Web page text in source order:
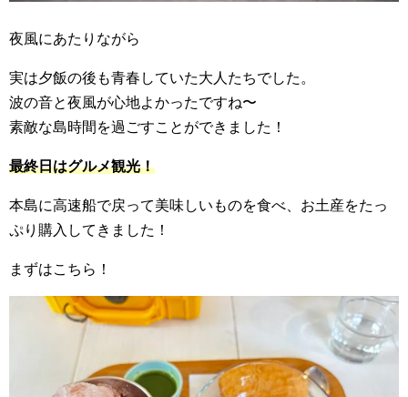
夜風にあたりながら
実は夕飯の後も青春していた大人たちでした。
波の音と夜風が心地よかったですね〜
素敵な島時間を過ごすことができました！
最終日はグルメ観光！
本島に高速船で戻って美味しいものを食べ、お土産をたっ
ぷり購入してきました！
まずはこちら！